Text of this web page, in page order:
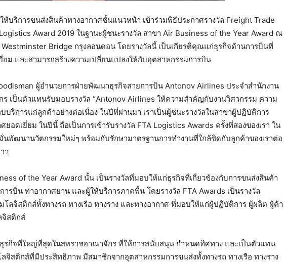
ห้บริการขนส่งสินค้าทางอากาศชั้นแนวหน้า เข้าร่วมพิธีประกาศรางวัล Freight Trade
Award 2019 ในฐานะผู้ชนะรางวัล สาขา Air Business of the Year Award ณ
Westminster Bridge กรุงลอนดอน โดยรางวัลนี้ เป็นเกียรติคุณแก่ธุรกิจด้านการบินที่
ยม และสามารถสร้างความเปลี่ยนแปลงให้กับอุตสาหกรรมการบิน
ผู้อำนวยการฝ่ายพัฒนาธุรกิจสายการบิน Antonov Airlines ประจำสำนักงาน
เป็นตัวแทนรับมอบรางวัล “Antonov Airlines ให้ความสำคัญกับงานวิศวกรรม ความ
ริการแก่ลูกค้าอย่างต่อเนื่อง ในปีที่ผ่านมา เราเป็นผู้ชนะรางวัลในสาขาผู้ปฏิบัติการ
ยอดเยี่ยม ในปีนี้ ถือเป็นการเข้ารับรางวัล FTA Logistics Awards ครั้งที่สองของเรา ใน
มั่นพัฒนานวัตกรรมใหม่ๆ พร้อมกับรักษามาตรฐานการทำงานที่ใกล้ชิดกับลูกค้าของเราต่อ
ว
of the Year Award นั้น เป็นรางวัลที่มอบให้แก่ธุรกิจที่เกี่ยวข้องกับการขนส่งสินค้า
ารบิน ท่าอากาศยาน และผู้ให้บริการภาคพื้น โดยรางวัล FTA Awards เป็นรางวัล
ลจิสติกส์ทั้งทางรถ ทางเรือ ทางราง และทางอากาศ ที่มอบให้แก่ผู้ปฏิบัติการ ผู้ผลิต ผู้ค้า
จิสติกส์
รกิจที่ใหญ่ที่สุดในสหราชอาณาจักร ที่ให้การสนับสนุน กำหนดทิศทาง และเป็นตัวแทน
จิสติกส์ที่มีประสิทธิภาพ มีสมาชิกจากอุตสาหกรรมการขนส่งทั้งทางรถ ทางเรือ ทางราง